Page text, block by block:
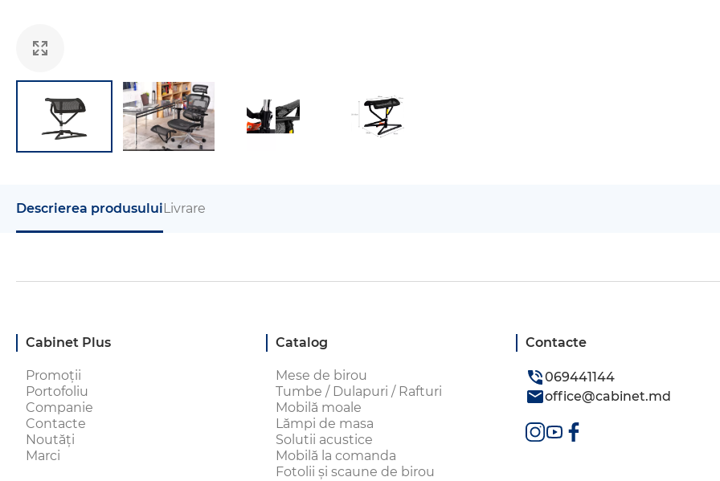
Descrierea produsuluiLivrare
Cabinet Plus
Promoții
Portofoliu
Companie
Contacte
Noutăți
Marci
Catalog
Mese de birou
Tumbe / Dulapuri / Rafturi
Mobilă moale
Lămpi de masa
Solutii acustice
Mobilă la comanda
Fotolii și scaune de birou
Contacte
069441144
office@cabinet.md